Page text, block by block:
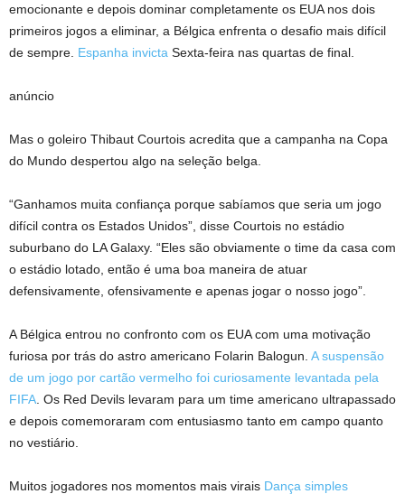
emocionante e depois dominar completamente os EUA nos dois
primeiros jogos a eliminar, a Bélgica enfrenta o desafio mais difícil
de sempre. Espanha invicta Sexta-feira nas quartas de final.
anúncio
Mas o goleiro Thibaut Courtois acredita que a campanha na Copa
do Mundo despertou algo na seleção belga.
“Ganhamos muita confiança porque sabíamos que seria um jogo
difícil contra os Estados Unidos”, disse Courtois no estádio
suburbano do LA Galaxy. “Eles são obviamente o time da casa com
o estádio lotado, então é uma boa maneira de atuar
defensivamente, ofensivamente e apenas jogar o nosso jogo”.
A Bélgica entrou no confronto com os EUA com uma motivação
furiosa por trás do astro americano Folarin Balogun. A suspensão
de um jogo por cartão vermelho foi curiosamente levantada pela
FIFA . Os Red Devils levaram para um time americano ultrapassado
e depois comemoraram com entusiasmo tanto em campo quanto
no vestiário.
Muitos jogadores nos momentos mais virais Dança simples